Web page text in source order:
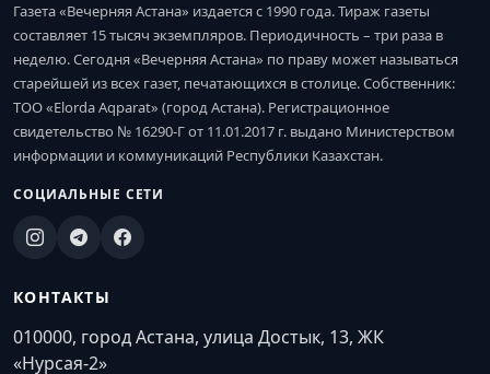
Газета «Вечерняя Астана» издается с 1990 года. Тираж газеты
составляет 15 тысяч экземпляров. Периодичность – три раза в
неделю. Сегодня «Вечерняя Астана» по праву может называться
старейшей из всех газет, печатающихся в столице. Собственник:
ТОО «Elorda Aqparat» (город Астана). Регистрационное
свидетельство № 16290-Г от 11.01.2017 г. выдано Министерством
информации и коммуникаций Республики Казахстан.
СОЦИАЛЬНЫЕ СЕТИ
КОНТАКТЫ
010000, город Астана, улица Достык, 13, ЖК
«Нурсая-2»